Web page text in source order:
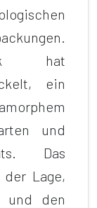
hat
ein
und
Das
Lage,
und den